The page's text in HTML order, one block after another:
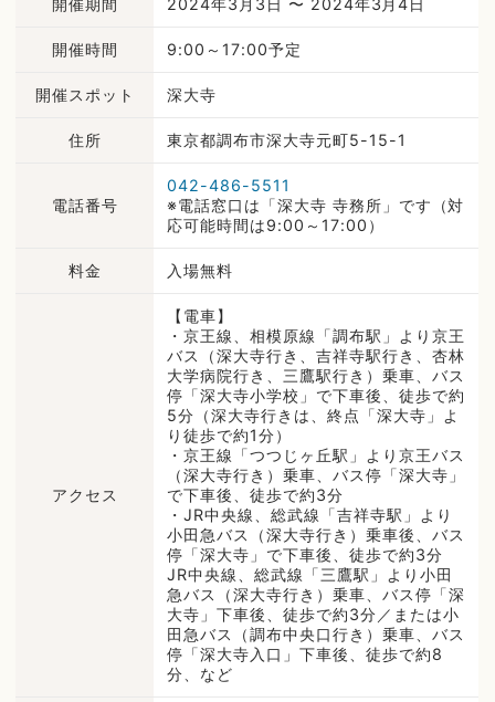
開催時間 9:00～17:00予定
開催スポット 深大寺
住所 東京都調布市深大寺元町5-15-1
電話番号
042-486-5511
※電話窓口は「深大寺 寺務所」です（対
応可能時間は9:00～17:00）
料金 入場無料
アクセス
【電車】
・京王線、相模原線「調布駅」より京王
バス（深大寺行き、吉祥寺駅行き、杏林
大学病院行き、三鷹駅行き）乗車、バス
停「深大寺小学校」で下車後、徒歩で約
5分（深大寺行きは、終点「深大寺」よ
り徒歩で約1分）
・京王線「つつじヶ丘駅」より京王バス
（深大寺行き）乗車、バス停「深大寺」
で下車後、徒歩で約3分
・JR中央線、総武線「吉祥寺駅」より
小田急バス（深大寺行き）乗車後、バス
停「深大寺」で下車後、徒歩で約3分
JR中央線、総武線「三鷹駅」より小田
急バス（深大寺行き）乗車、バス停「深
大寺」下車後、徒歩で約3分／または小
田急バス（調布中央口行き）乗車、バス
停「深大寺入口」下車後、徒歩で約8
分、など